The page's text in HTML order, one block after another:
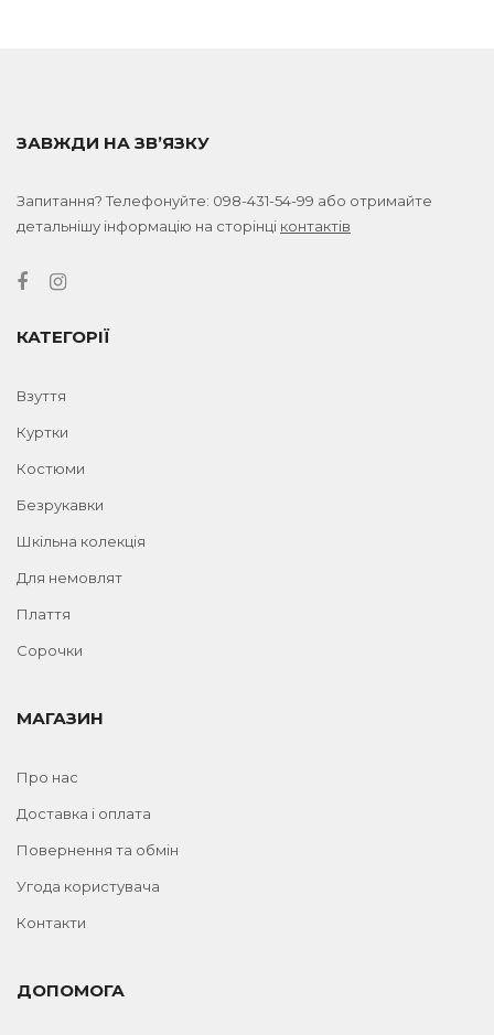
ЗАВЖДИ НА ЗВ’ЯЗКУ
Запитання? Телефонуйте: 098-431-54-99 або отримайте
детальнішу інформацію на сторінці контактів
КАТЕГОРІЇ
Взуття
Куртки
Костюми
Безрукавки
Шкільна колекція
Для немовлят
Плаття
Сорочки
МАГАЗИН
Про нас
Доставка і оплата
Повернення та обмін
Угода користувача
Контакти
ДОПОМОГА